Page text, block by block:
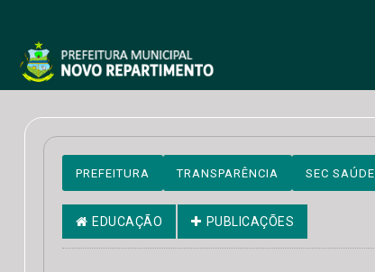
PREFEITURA TRANSPARÊNCIA SEC SAÚDE
EDUCAÇÃO PUBLICAÇÕES